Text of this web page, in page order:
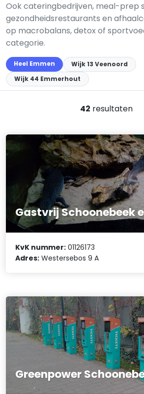
Ook cateringbedrijven, meal-prep
gezondheidsrestaurants en
op macrobalans, detox of
categorie.
Heel Emmen
Wijk 13 Veenoord
Wijk 44 Emmerhout
42 resultaten
Gastvrij Schoonebeek
KvK nummer: 01126173
Adres: Westersebos 9 A
Greenpower